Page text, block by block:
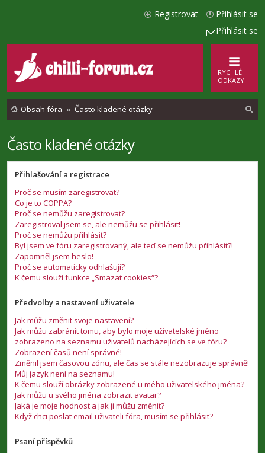
Přihlásit se
Přihlásit se
Registrovat
RYCHLÉ
ODKAZY
Obsah fóra Často kladené otázky
e
Často kladené otázky
Přihlašování a registrace
Proč se musím zaregistrovat?
Co je to COPPA?
Proč se nemůžu zaregistrovat?
Zaregistroval jsem se, ale nemůžu se přihlásit!
Proč se nemůžu přihlásit?
Byl jsem ve fóru zaregistrovaný, ale teď se nemůžu přihlásit?!
Zapomněl jsem heslo!
Proč se automaticky odhlašuji?
K čemu slouží funkce „Smazat cookies“?
Předvolby a nastavení uživatele
Jak můžu změnit svoje nastavení?
Jak můžu zabránit tomu, aby bylo moje uživatelské jméno
zobrazeno na seznamu uživatelů nacházejících se ve fóru?
Zobrazení časů není správné!
Změnil jsem časovou zónu, ale čas se stále nezobrazuje správně!
Můj jazyk není na seznamu!
K čemu slouží obrázky zobrazené u mého uživatelského jména?
Jak můžu u svého jména zobrazit avatar?
Jaká je moje hodnost a jak ji můžu změnit?
Když chci poslat email uživateli fóra, musím se přihlásit?
Psaní příspěvků